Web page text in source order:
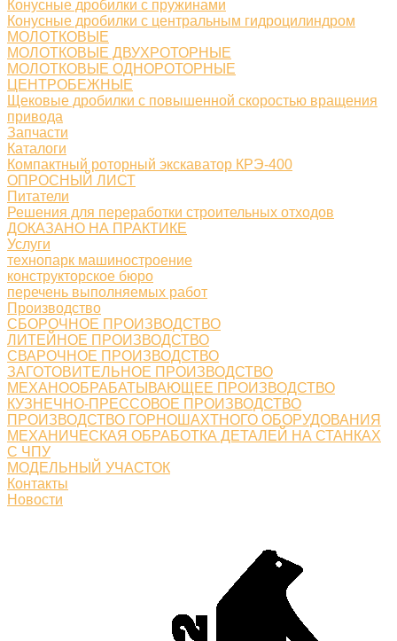
Конусные дробилки с пружинами
Конусные дробилки с центральным гидроцилиндром
МОЛОТКОВЫЕ
МОЛОТКОВЫЕ ДВУХРОТОРНЫЕ
МОЛОТКОВЫЕ ОДНОРОТОРНЫЕ
ЦЕНТРОБЕЖНЫЕ
Щековые дробилки с повышенной скоростью вращения
привода
Запчасти
Каталоги
Компактный роторный экскаватор КРЭ-400
ОПРОСНЫЙ ЛИСТ
Питатели
Решения для переработки строительных отходов
ДОКАЗАНО НА ПРАКТИКЕ
Услуги
технопарк машиностроение
конструкторское бюро
перечень выполняемых работ
Производство
СБОРОЧНОЕ ПРОИЗВОДСТВО
ЛИТЕЙНОЕ ПРОИЗВОДСТВО
СВАРОЧНОЕ ПРОИЗВОДСТВО
ЗАГОТОВИТЕЛЬНОЕ ПРОИЗВОДСТВО
МЕХАНООБРАБАТЫВАЮЩЕЕ ПРОИЗВОДСТВО
КУЗНЕЧНО-ПРЕССОВОЕ ПРОИЗВОДСТВО
ПРОИЗВОДСТВО ГОРНОШАХТНОГО ОБОРУДОВАНИЯ
МЕХАНИЧЕСКАЯ ОБРАБОТКА ДЕТАЛЕЙ НА СТАНКАХ
С ЧПУ
МОДЕЛЬНЫЙ УЧАСТОК
Контакты
Новости